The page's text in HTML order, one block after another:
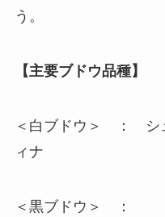
う。
【主要ブドウ品種】
＜白ブドウ＞ ： シ
ィナ
＜黒ブドウ＞ ：